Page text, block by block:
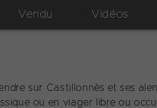
Vendu Vidéos
sur Castillonnès et ses
ou en viager libre ou